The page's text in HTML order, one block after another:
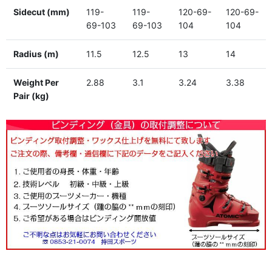
Sidecut (mm)
119-
69-103
119-
69-103
120-69-
104
120-69-
104
Radius (m) 11.5 12.5 13 14
Weight Per
Pair (kg)
2.88 3.1 3.24 3.38